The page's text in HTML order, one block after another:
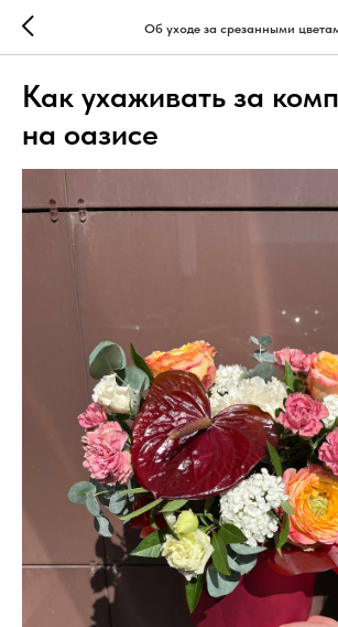
Об уходе за срезанными
Как ухаживать за
на оазисе